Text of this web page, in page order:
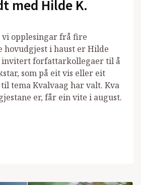
med Hilde K.
opplesingar frå fire
i haust er Hilde
invitert forfattarkollegaer til å
som på eit vis eller eit
tema Kvalvaag har valt. Kva
er, får ein vite i august.